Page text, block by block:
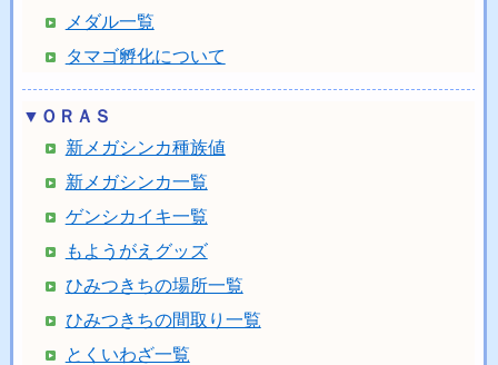
メダル一覧
タマゴ孵化について
▼ＯＲＡＳ
新メガシンカ種族値
新メガシンカ一覧
ゲンシカイキ一覧
もようがえグッズ
ひみつきちの場所一覧
ひみつきちの間取り一覧
とくいわざ一覧